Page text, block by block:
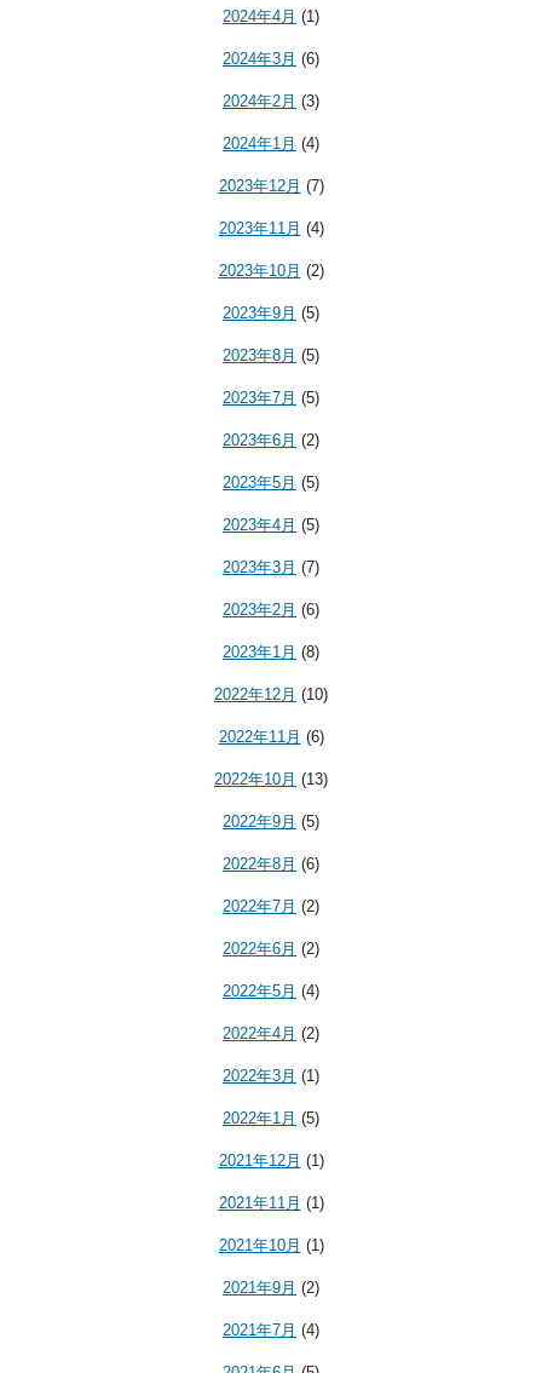
2024年4月 (1)
2024年3月 (6)
2024年2月 (3)
2024年1月 (4)
2023年12月 (7)
2023年11月 (4)
2023年10月 (2)
2023年9月 (5)
2023年8月 (5)
2023年7月 (5)
2023年6月 (2)
2023年5月 (5)
2023年4月 (5)
2023年3月 (7)
2023年2月 (6)
2023年1月 (8)
2022年12月 (10)
2022年11月 (6)
2022年10月 (13)
2022年9月 (5)
2022年8月 (6)
2022年7月 (2)
2022年6月 (2)
2022年5月 (4)
2022年4月 (2)
2022年3月 (1)
2022年1月 (5)
2021年12月 (1)
2021年11月 (1)
2021年10月 (1)
2021年9月 (2)
2021年7月 (4)